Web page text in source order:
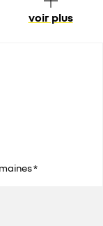
voir plus
*